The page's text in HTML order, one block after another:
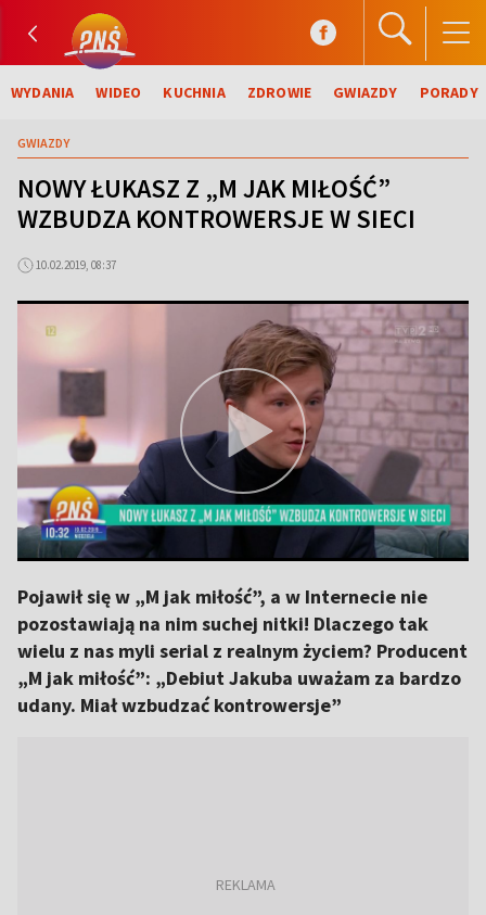
WYDANIA WIDEO KUCHNIA ZDROWIE GWIAZDY PORADY
GWIAZDY
NOWY ŁUKASZ Z „M JAK MIŁOŚĆ”
WZBUDZA KONTROWERSJE W SIECI
10.02.2019, 08:37
Pojawił się w „M jak miłość”, a w Internecie nie
pozostawiają na nim suchej nitki! Dlaczego tak
wielu z nas myli serial z realnym życiem? Producent
„M jak miłość”: „Debiut Jakuba uważam za bardzo
udany. Miał wzbudzać kontrowersje”